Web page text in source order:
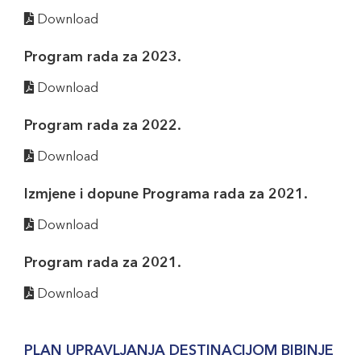
Download
Program rada za 2023.
Download
Program rada za 2022.
Download
Izmjene i dopune Programa rada za 2021.
Download
Program rada za 2021.
Download
PLAN UPRAVLJANJA DESTINACIJOM BIBINJE